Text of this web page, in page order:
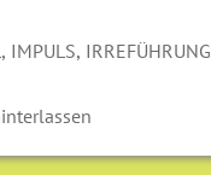
, IMPULS, IRREFÜHRUNG